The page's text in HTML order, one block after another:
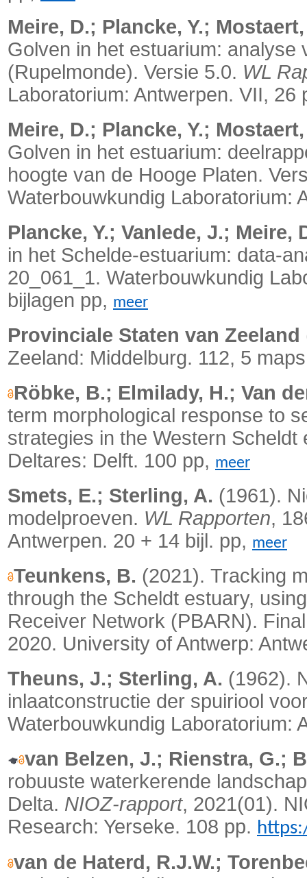
Meire, D.; Plancke, Y.; Mostaert,
Golven in het estuarium: analyse
(Rupelmonde). Versie 5.0. WL
Laboratorium: Antwerpen. VII, 26
Meire, D.; Plancke, Y.; Mostaert,
Golven in het estuarium:
hoogte van de Hooge Platen.
Waterbouwkundig Laboratorium:
Plancke, Y.; Vanlede, J.; Meire,
in het Schelde-estuarium: data-
20_061_1. Waterbouwkundig
bijlagen pp, meer
Provinciale Staten van Zeeland
Zeeland: Middelburg. 112, 5
Röbke, B.; Elmilady, H.; Van
term morphological response to
strategies in the Western
Deltares: Delft. 100 pp, meer
Smets, E.; Sterling, A. (1961).
modelproeven. WL Rapporten,
Antwerpen. 20 + 14 bijl. pp, meer
Teunkens, B. (2021). Tracking
through the Scheldt estuary,
Receiver Network (PBARN).
2020. University of Antwerp:
Theuns, J.; Sterling, A. (1962).
inlaatconstructie der spuiriool
Waterbouwkundig Laboratorium:
van Belzen, J.; Rienstra, G.;
robuuste waterkerende
Delta. NIOZ-rapport, 2021(01).
Research: Yerseke. 108 pp.
van de Haterd, R.J.W.;